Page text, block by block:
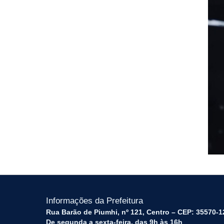
Informações da Prefeitura
Rua Barão de Piumhi, nº 121, Centro – CEP: 35570-
De segunda a sexta-feira, das 9h às 16h